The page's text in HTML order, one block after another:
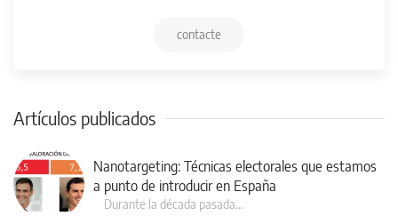
contacte
Artículos publicados
Nanotargeting: Técnicas electorales que estamos
a punto de introducir en España
Durante la década pasada…